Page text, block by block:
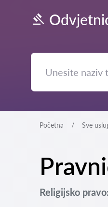
Početna Sve
Religijsko